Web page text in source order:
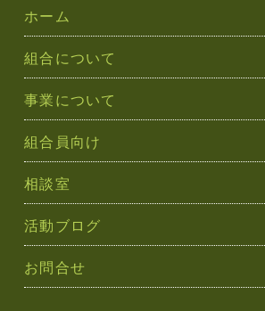
ョ
ン
ホーム
組合について
事業について
組合員向け
相談室
活動ブログ
お問合せ